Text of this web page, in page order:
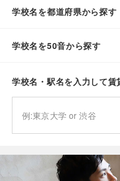
学校名を都道府県から探す
学校名を50音から探す
学校名・駅名を入力して賃